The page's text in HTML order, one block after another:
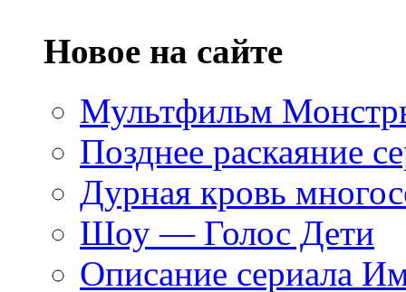
Новое на сайте
Мультфильм
Позднее раскаяние
Дурная кровь
Шоу — Голос Дети
Описание сериала